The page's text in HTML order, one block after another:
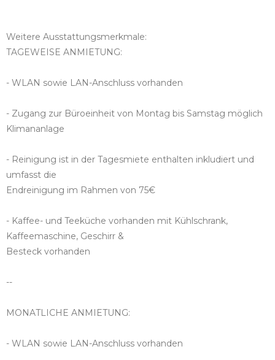
Weitere Ausstattungsmerkmale:
TAGEWEISE ANMIETUNG:
- WLAN sowie LAN-Anschluss vorhanden
- Zugang zur Büroeinheit von Montag bis Samstag möglich
Klimananlage
- Reinigung ist in der Tagesmiete enthalten inkludiert und
umfasst die
Endreinigung im Rahmen von 75€
- Kaffee- und Teeküche vorhanden mit Kühlschrank,
Kaffeemaschine, Geschirr &
Besteck vorhanden
--
MONATLICHE ANMIETUNG:
- WLAN sowie LAN-Anschluss vorhanden